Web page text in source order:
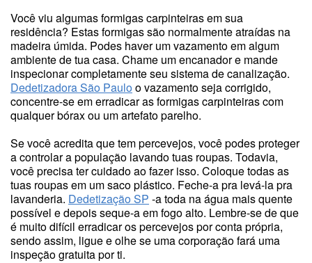
Você viu algumas formigas carpinteiras em sua
residência? Estas formigas são normalmente atraídas na
madeira úmida. Podes haver um vazamento em algum
ambiente de tua casa. Chame um encanador e mande
inspecionar completamente seu sistema de canalização.
Dedetizadora São Pauloo vazamento seja corrigido,
concentre-se em erradicar as formigas carpinteiras com
qualquer bórax ou um artefato parelho.
Se você acredita que tem percevejos, você podes proteger
a controlar a população lavando tuas roupas. Todavia,
você precisa ter cuidado ao fazer isso. Coloque todas as
tuas roupas em um saco plástico. Feche-a pra levá-la pra
lavanderia. Dedetização SP -a toda na água mais quente
possível e depois seque-a em fogo alto. Lembre-se de que
é muito difícil erradicar os percevejos por conta própria,
sendo assim, ligue e olhe se uma corporação fará uma
inspeção gratuita por ti.